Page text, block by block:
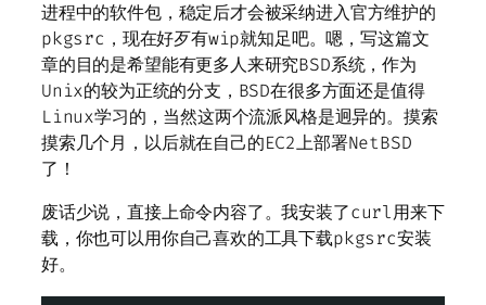
进程中的软件包，稳定后才会被采纳进入官方维护的
pkgsrc，现在好歹有wip就知足吧。嗯，写这篇文
章的目的是希望能有更多人来研究BSD系统，作为
Unix的较为正统的分支，BSD在很多方面还是值得
Linux学习的，当然这两个流派风格是迥异的。摸索
摸索几个月，以后就在自己的EC2上部署NetBSD
了！
废话少说，直接上命令内容了。我安装了curl用来下
载，你也可以用你自己喜欢的工具下载pkgsrc安装
好。